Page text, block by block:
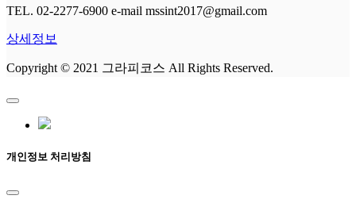
TEL. 02-2277-6900 e-mail mssint2017@gmail.com
상세정보
Copyright © 2021 그라피코스 All Rights Reserved.
개인정보 처리방침